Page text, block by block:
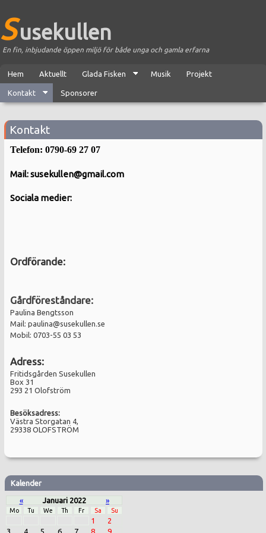
S usekullen
En fin, inbjudande öppen miljö för både unga och gamla erfarna
Hem Aktuellt Glada Fisken Musik Projekt
Kontakt Sponsorer
Kontakt
Telefon: 0790-69 27 07
Mail:susekullen@gmail.com
Sociala medier:
Ordförande:
Gårdföreståndare:
Paulina Bengtsson
Mail: paulina@susekullen.se
Mobil: 0703-55 03 53
Adress:
Fritidsgården Susekullen
Box 31
293 21 Olofström
Besöksadress:
Västra Storgatan 4,
29338 OLOFSTRÖM
Kalender
« Januari 2022 »
Mo Tu We Th Fr Sa Su
1
2
3
4 5 6 7 8 9